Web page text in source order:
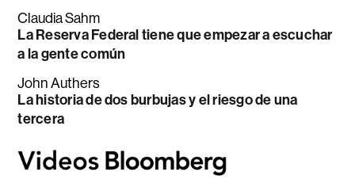
Claudia Sahm
La Reserva Federal tiene que empezar a escuchar
a la gente común
John Authers
La historia de dos burbujas y el riesgo de una
tercera